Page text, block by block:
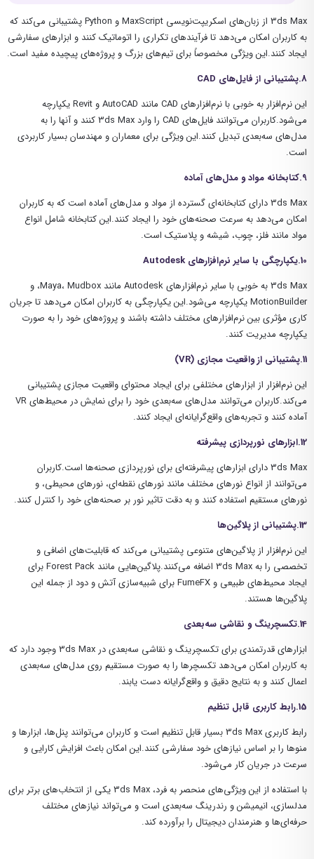
3ds Max از زبان‌های اسکریپت‌نویسی MaxScript و Python پشتیبانی می‌کند که
به کاربران امکان می‌دهد تا فرآیندهای تکراری را اتوماتیک کنند و ابزارهای سفارشی
ایجاد کنند.این ویژگی مخصوصاً برای تیم‌های بزرگ و پروژه‌های پیچیده مفید است.
8.پشتیبانی از فایل‌های
CAD
این نرم‌افزار به خوبی با نرم‌افزارهای CAD مانند AutoCAD و Revit
یکپارچه
می‌شود.کاربران می‌توانند فایل‌های
CAD را وارد 3ds Max کنند و آنها را به
مدل‌های سه‌بعدی تبدیل کنند.این ویژگی برای معماران و مهندسان بسیار کاربردی
است.
9.کتابخانه مواد و مدل‌های آماده
3ds Max دارای کتابخانه‌ای گسترده از مواد و مدل‌های آماده است که به کاربران
امکان می‌دهد به سرعت صحنه‌های خود را ایجاد کنند.این کتابخانه شامل انواع
مواد مانند فلز، چوب، شیشه و پلاستیک است.
10.یکپارچگی با سایر نرم‌افزارهای
Autodesk
3ds Max به خوبی با سایر نرم‌افزارهای Autodesk مانند Maya، Mudbox، و
MotionBuilder یکپارچه می‌شود.این یکپارچگی به کاربران امکان می‌دهد تا جریان
کاری مؤثری بین نرم‌افزارهای مختلف داشته باشند و پروژه‌های خود را به صورت
یکپارچه مدیریت کنند.
11.پشتیبانی از واقعیت مجازی (
VR
)
این نرم‌افزار از ابزارهای مختلفی برای ایجاد محتوای واقعیت مجازی پشتیبانی
می‌کند.کاربران می‌توانند مدل‌های سه‌بعدی خود را برای نمایش در محیط‌های VR
آماده کنند و تجربه‌های واقع‌گرایانه‌ای ایجاد کنند.
12.ابزارهای نورپردازی پیشرفته
3ds Max دارای ابزارهای پیشرفته‌ای برای نورپردازی صحنه‌ها است.کاربران
می‌توانند از انواع نورهای مختلف مانند نورهای نقطه‌ای، نورهای محیطی، و
نورهای مستقیم استفاده کنند و به دقت تاثیر نور بر صحنه‌های خود را کنترل کنند.
13.پشتیبانی از پلاگین‌ها
این نرم‌افزار از پلاگین‌های متنوعی پشتیبانی می‌کند که قابلیت‌های اضافی و
تخصصی را به 3ds Max اضافه می‌کنند.پلاگین‌هایی مانند Forest Pack برای
ایجاد محیط‌های طبیعی و FumeFX برای شبیه‌سازی آتش و دود از جمله این
پلاگین‌ها هستند.
14.تکسچرینگ و نقاشی سه‌بعدی
ابزارهای قدرتمندی برای تکسچرینگ و نقاشی سه‌بعدی در 3ds Max وجود دارد که
به کاربران امکان می‌دهد تکسچرها را به صورت مستقیم روی مدل‌های سه‌بعدی
اعمال کنند و به نتایج دقیق و واقع‌گرایانه دست یابند.
15.رابط کاربری قابل تنظیم
رابط کاربری 3ds Max بسیار قابل تنظیم است و کاربران می‌توانند پنل‌ها، ابزارها و
منوها را بر اساس نیازهای خود سفارشی کنند.این امکان باعث افزایش کارایی و
سرعت در جریان کار می‌شود.
با استفاده از این ویژگی‌های منحصر به فرد، 3ds Max
یکی از انتخاب‌های برتر برای
مدلسازی، انیمیشن و رندرینگ سه‌بعدی است و می‌تواند نیازهای مختلف
حرفه‌ای‌ها و هنرمندان دیجیتال را برآورده کند.